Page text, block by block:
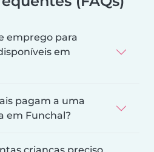
emprego para
em
pagam a uma
em Funchal?